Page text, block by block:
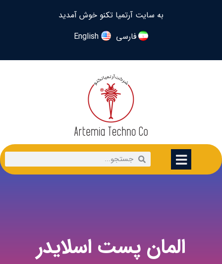
به سایت آرتمیا تکنو خوش آمدید
فارسی
English
المان پست اسلایدر